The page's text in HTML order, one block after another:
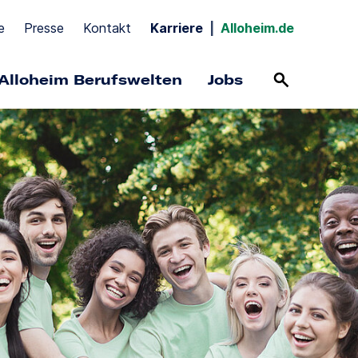
Presse Kontakt Karriere Alloheim.de
Berufswelten Jobs